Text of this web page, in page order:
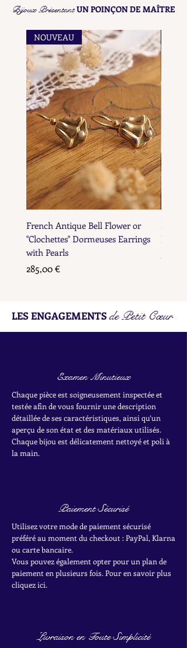
Bijoux PrésentantUN POINÇON DE MAÎTRE
NOUVEAU
French Antique Bell Flower or
"Clochettes" Dormeuses Earrings
with Pearls
Prix
285,00 €
LES ENGAGEMENTSde Petit Cœur
Examen Minutieux
Chaque pièce est soigneusement inspectée et
testée afin de vous fournir une description
détaillée de ses caractéristiques, ainsi qu’un
aperçu de son état et des matériaux utilisés.
Chaque bijou est délicatement nettoyé et poli à
la main.
Paiement Sécurisé
Utilisez votre mode de paiement sécurisé
préféré au moment du checkout : PayPal, Klarna
ou carte bancaire.
Vous pouvez également opter pour un plan de
paiement en plusieurs fois. Pour en savoir plus
cliquez ici.
Livraison en Toute Simplicité